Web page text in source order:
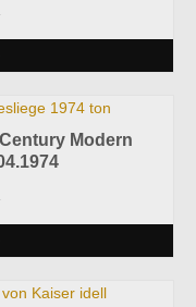
Modern